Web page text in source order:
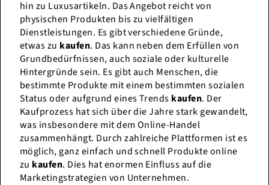
hin zu Luxusartikeln. Das Angebot reicht von
physischen Produkten bis zu vielfältigen
Dienstleistungen. Es gibt verschiedene Gründe,
etwas zu kaufen. Das kann neben dem Erfüllen von
Grundbedürfnissen, auch soziale oder kulturelle
Hintergründe sein. Es gibt auch Menschen, die
bestimmte Produkte mit einem bestimmten sozialen
Status oder aufgrund eines Trends kaufen. Der
Kaufprozess hat sich über die Jahre stark gewandelt,
was insbesondere mit dem Online-Handel
zusammenhängt. Durch zahlreiche Plattformen ist es
möglich, ganz einfach und schnell Produkte online
zu kaufen. Dies hat enormen Einfluss auf die
Marketingstrategien von Unternehmen.